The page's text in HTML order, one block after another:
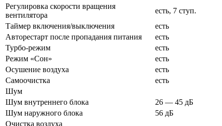
Регулировка скорости вращения
вентилятора
есть, 7 ступ.
Таймер включения/выключения
есть
Авторестарт после пропадания питания
есть
Турбо-режим
есть
Режим «Сон»
есть
Осушение воздуха
есть
Самоочистка
есть
Шум
Шум внутреннего блока
26 — 45 дБ
Шум наружного блока
56 дБ
Очистка воздуха